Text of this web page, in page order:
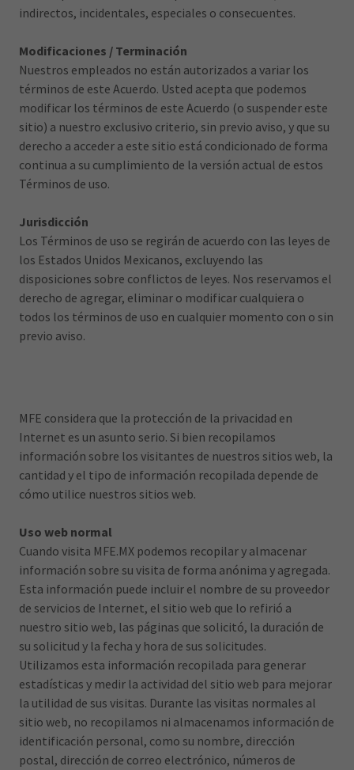
indirectos, incidentales, especiales o consecuentes.
Modificaciones / Terminación
Nuestros empleados no están autorizados a variar los
términos de este Acuerdo. Usted acepta que podemos
modificar los términos de este Acuerdo (o suspender este
sitio) a nuestro exclusivo criterio, sin previo aviso, y que su
derecho a acceder a este sitio está condicionado de forma
continua a su cumplimiento de la versión actual de estos
Términos de uso.
Jurisdicción
Los Términos de uso se regirán de acuerdo con las leyes de
los Estados Unidos Mexicanos, excluyendo las
disposiciones sobre conflictos de leyes. Nos reservamos el
derecho de agregar, eliminar o modificar cualquiera o
todos los términos de uso en cualquier momento con o sin
previo aviso.
MFE considera que la protección de la privacidad en
Internet es un asunto serio. Si bien recopilamos
información sobre los visitantes de nuestros sitios web, la
cantidad y el tipo de información recopilada depende de
cómo utilice nuestros sitios web.
Uso web normal
Cuando visita MFE.MX podemos recopilar y almacenar
información sobre su visita de forma anónima y agregada.
Esta información puede incluir el nombre de su proveedor
de servicios de Internet, el sitio web que lo refirió a
nuestro sitio web, las páginas que solicitó, la duración de
su solicitud y la fecha y hora de sus solicitudes.
Utilizamos esta información recopilada para generar
estadísticas y medir la actividad del sitio web para mejorar
la utilidad de sus visitas. Durante las visitas normales al
sitio web, no recopilamos ni almacenamos información de
identificación personal, como su nombre, dirección
postal, dirección de correo electrónico, números de